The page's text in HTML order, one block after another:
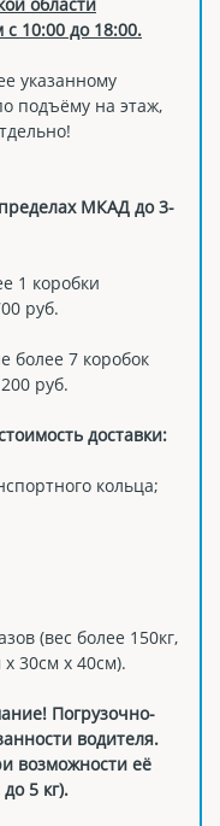
10:00 до 18:00.
указанному
подъёму на этаж,
МКАД до 3-
1 коробки
руб.
более 7 коробок
руб.
доставки:
кольца;
(вес более 150кг,
30см х 40см).
Погрузочно-
водителя.
возможности её
5 кг).